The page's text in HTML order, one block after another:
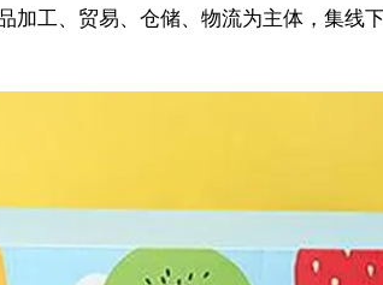
工、贸易、仓储、物流为主体，集线